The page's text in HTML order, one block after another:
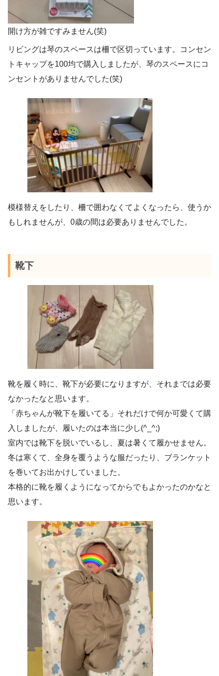
開け方が雑ですみません(笑)
リビングは琴のスペースは柵で区切っています。コンセン
トキャップを100均で購入しましたが、琴のスペースにコ
ンセントがありませんでした(笑)
模様替えをしたり、柵で囲わなくてよくなったら、使うか
もしれませんが、0歳の間は必要ありませんでした。
靴下
靴を履く時に、靴下が必要になりますが、それまでは必要
なかったなと思います。
「赤ちゃんが靴下を履いてる」それだけで何か可愛くて購
入しましたが、履いたのは本当に少し(^_^;)
室内では靴下を脱いでいるし、夏は暑くて履かせません。
冬は寒くて、全身を覆うような服だったり、ブランケット
を巻いてお出かけしていました。
本格的に靴を履くようになってからでもよかったのかなと
思います。